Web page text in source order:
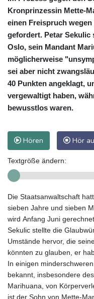
Kronprinzessin Mette-
einen Freispruch
gefordert. Petar Sekulic
Oslo, sein Mandant
möglicherweise
sei aber nicht
40 Punkten angeklagt,
vergewaltigt haben,
bewusstlos waren.
Hören Hör
Textgröße ändern:
Die Staatsanwaltschaft
sieben Jahre und sieben
wird Anfang Juni gerechnet.
Sekulic stellte die
Umstände hervor, die
könnten zu glauben, er
In einigen
bekannt, insbesondere
Marihuana, von
ist der Sohn von Mette-